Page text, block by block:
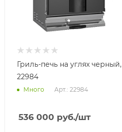
Гриль-печь на углях черный,
22984
Много Арт.: 22984
536 000 руб./шт